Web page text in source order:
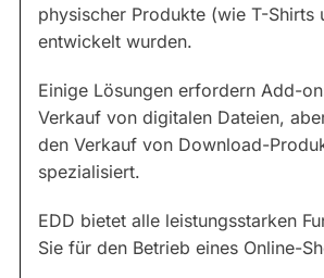
physischer Produkte (wie T-Shirts
entwickelt wurden.
Einige Lösungen erfordern Add-
Verkauf von digitalen Dateien,
den Verkauf von Download-
spezialisiert.
EDD bietet alle leistungsstarken
Sie für den Betrieb eines Online-